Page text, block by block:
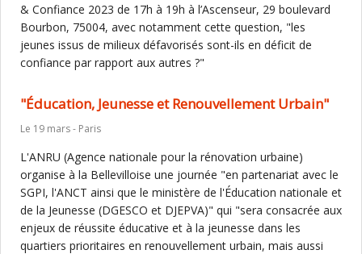
& Confiance 2023 de 17h à 19h à l’Ascenseur, 29 boulevard
Bourbon, 75004, avec notamment cette question, "les
jeunes issus de milieux défavorisés sont-ils en déficit de
confiance par rapport aux autres ?"
"Éducation, Jeunesse et Renouvellement Urbain"
Le 19 mars - Paris
L'ANRU (Agence nationale pour la rénovation urbaine)
organise à la Bellevilloise une journée "en partenariat avec le
SGPI, l'ANCT ainsi que le ministère de l'Éducation nationale et
de la Jeunesse (DGESCO et DJEPVA)" qui "sera consacrée aux
enjeux de réussite éducative et à la jeunesse dans les
quartiers prioritaires en renouvellement urbain, mais aussi